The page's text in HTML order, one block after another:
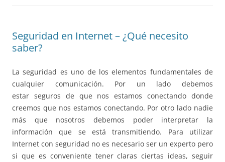
Seguridad en Internet – ¿Qué necesito
saber?
La seguridad es uno de los elementos fundamentales de
cualquier comunicación. Por un lado debemos
estar seguros de que nos estamos conectando donde
creemos que nos estamos conectando. Por otro lado nadie
más que nosotros debemos poder interpretar la
información que se está transmitiendo. Para utilizar
Internet con seguridad no es necesario ser un experto pero
si que es conveniente tener claras ciertas ideas, seguir